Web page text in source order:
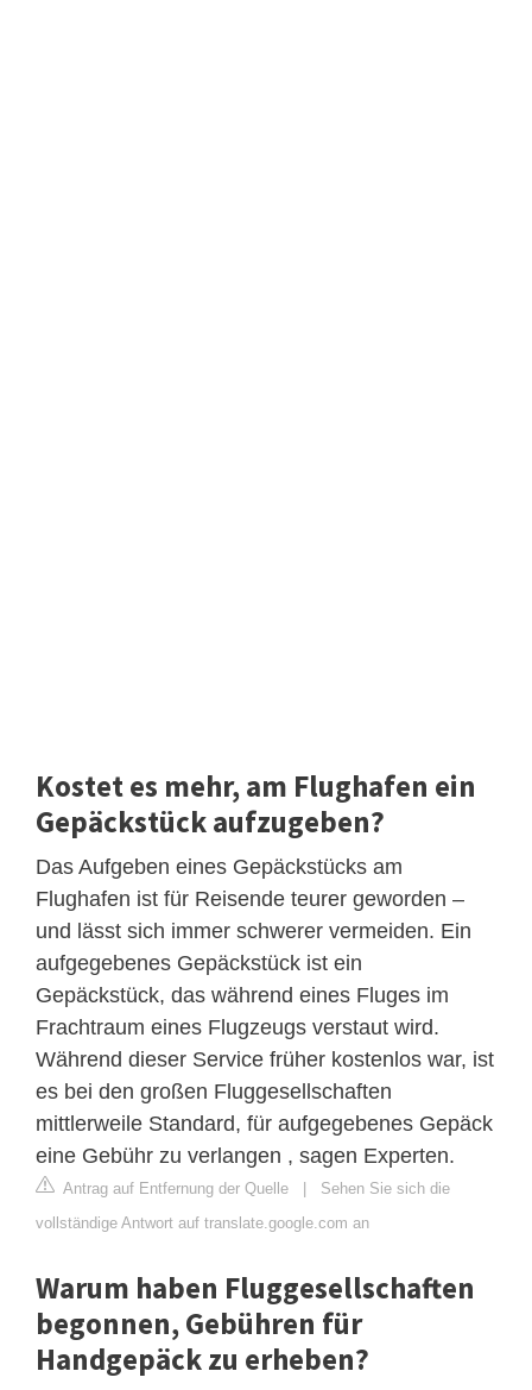
Kostet es mehr, am Flughafen ein
Gepäckstück aufzugeben?
Das Aufgeben eines Gepäckstücks am
Flughafen ist für Reisende teurer geworden –
und lässt sich immer schwerer vermeiden. Ein
aufgegebenes Gepäckstück ist ein
Gepäckstück, das während eines Fluges im
Frachtraum eines Flugzeugs verstaut wird.
Während dieser Service früher kostenlos war, ist
es bei den großen Fluggesellschaften
mittlerweile Standard, für aufgegebenes Gepäck
eine Gebühr zu verlangen , sagen Experten.
Antrag auf Entfernung der Quelle | Sehen Sie sich die
vollständige Antwort auf translate.google.com an
Warum haben Fluggesellschaften
begonnen, Gebühren für
Handgepäck zu erheben?